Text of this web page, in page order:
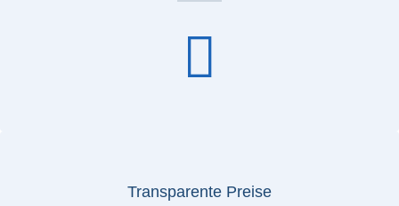
Transparente Preise